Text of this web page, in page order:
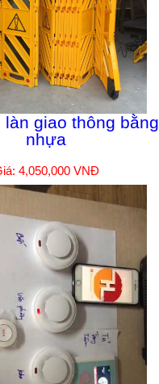
làn giao thông bằng
nhựa
4,050,000 VNĐ